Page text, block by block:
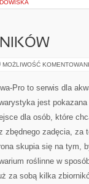
MOŻLIWOŚĆ
Pro to serwis dla
jest
dla osób, które
zbędnego zadęcia, za
skupia się na tym,
roślinne w
za sobą kilka